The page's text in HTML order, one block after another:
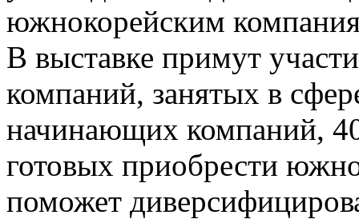
южнокорейским
В выставке примут
компаний, занятых в
начинающих компаний,
готовых приобрести
поможет